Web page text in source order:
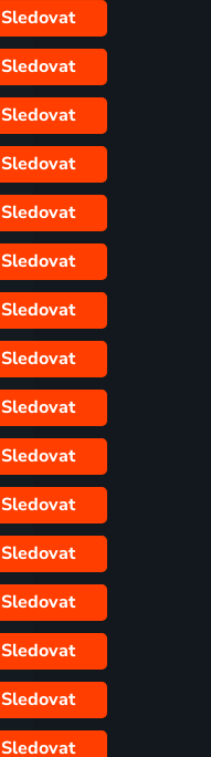
Sledovat
Sledovat
Sledovat
Sledovat
Sledovat
Sledovat
Sledovat
Sledovat
Sledovat
Sledovat
Sledovat
Sledovat
Sledovat
Sledovat
Sledovat
Sledovat